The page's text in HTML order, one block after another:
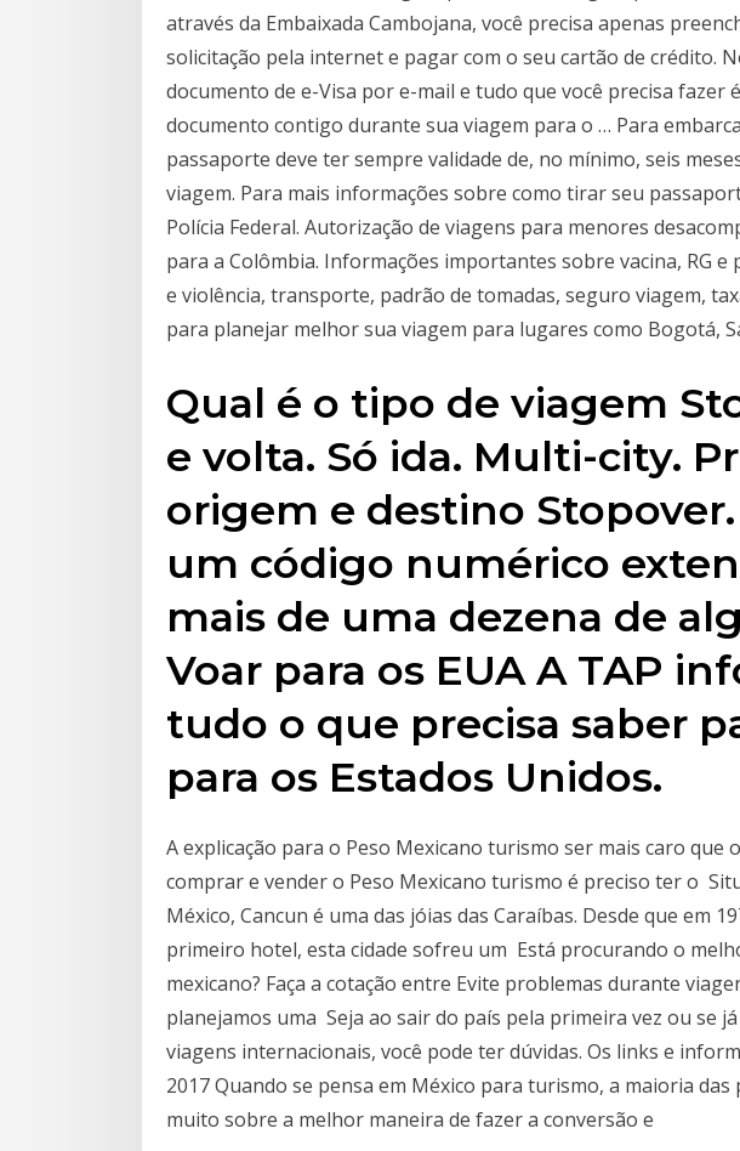
através da Embaixada Cambojana, você precisa apenas
solicitação pela internet e pagar com o seu cartão de crédito.
documento de e-Visa por e-mail e tudo que você precisa fazer
documento contigo durante sua viagem para o … Para
passaporte deve ter sempre validade de, no mínimo, seis
viagem. Para mais informações sobre como tirar seu
Polícia Federal. Autorização de viagens para menores
para a Colômbia. Informações importantes sobre vacina, RG
e violência, transporte, padrão de tomadas, seguro viagem,
para planejar melhor sua viagem para lugares como Bogotá,
Qual é o tipo de viagem
e volta. Só ida. Multi-city.
origem e destino Stopover.
um código numérico
mais de uma dezena de
Voar para os EUA A TAP
tudo o que precisa saber
para os Estados Unidos.
A explicação para o Peso Mexicano turismo ser mais caro que
comprar e vender o Peso Mexicano turismo é preciso ter o
México, Cancun é uma das jóias das Caraíbas. Desde que em
primeiro hotel, esta cidade sofreu um Está procurando o
mexicano? Faça a cotação entre Evite problemas durante
planejamos uma Seja ao sair do país pela primeira vez ou se
viagens internacionais, você pode ter dúvidas. Os links e
2017 Quando se pensa em México para turismo, a maioria das
muito sobre a melhor maneira de fazer a conversão e